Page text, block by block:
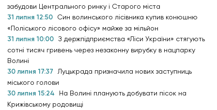
забудови Центрального ринку і Старого міста
31 липня 12:50
Син волинського лісівника купив конюшню
«Поліського лісового офісу» майже за мільйон
31 липня 10:00 З держпідприємства «Ліси України» стягують
сотні тисяч гривень через незаконну вирубку в нацпарку
Волині
30 липня 17:37
Луцькрада призначила нових заступниць
міського голови
30 липня 15:24
На Волині планують добувати пісок на
Крижівському родовищі